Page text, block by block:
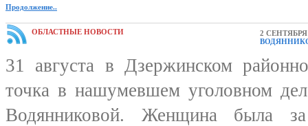
Продолжение..
ОБЛАСТНЫЕ НОВОСТИ
2 СЕНТЯБРЯ
31 августа в Дзержинском
точка в нашумевшем уголовном
Водянниковой. Женщина была